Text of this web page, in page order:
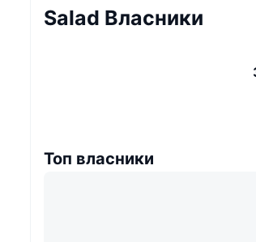
Salad Власники
Топ власники